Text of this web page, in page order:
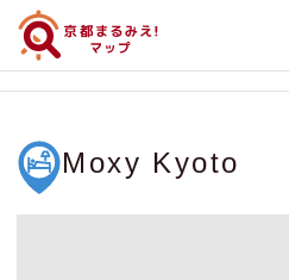
Moxy Kyoto